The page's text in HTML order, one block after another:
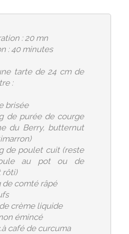
: 20 mn
: 40 minutes
tarte de 24 cm de
:
brisée
de purée de courge
du Berry, butternut
de poulet cuit (reste
au pot ou de
rôti)
de comté râpé
crème liquide
émincé
café de curcuma